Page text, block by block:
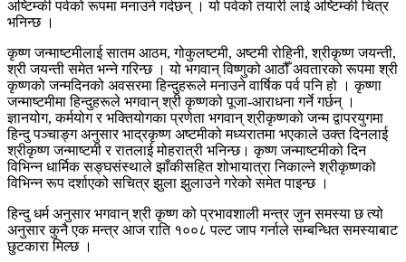
अष्टिम्की पर्वको रूपमा मनाउने गर्दछन् । यो पर्वको तयारी लाई अष्टिम्की चित्र
भनिन्छ ।
कृष्ण जन्माष्टमीलाई सातम आठम, गोकुलष्टमी, अष्टमी रोहिनी, श्रीकृष्ण जयन्ती,
श्री जयन्ती समेत भन्ने गरिन्छ । यो भगवान् विष्णुको आठौँ अवतारको रूपमा श्री
कृष्णको जन्मदिनको अवसरमा हिन्दुहरूले मनाउने वार्षिक पर्व पनि हो । कृष्णा
जन्माष्टमीमा हिन्दुहरूले भगवान् श्री कृष्णको पूजा-आराधना गर्ने गर्छन् ।
ज्ञानयोग, कर्मयोग र भक्तियोगका प्रणेता भगवान् श्रीकृष्णको जन्म द्वापरयुगमा
हिन्दु पञ्चाङ्ग अनुसार भाद्रकृष्ण अष्टमीको मध्यरातमा भएकाले उक्त दिनलाई
श्रीकृष्ण जन्माष्टमी र रातलाई मोहरात्री भनिन्छ। कृष्ण जन्माष्टमीको दिन
विभिन्न धार्मिक सङ्घसंस्थाले झाँकीसहित शोभायात्रा निकाल्ने श्रीकृष्णको
विभिन्न रूप दर्शाएको सचित्र झुला झुलाउने गरेको समेत पाइन्छ ।
हिन्दु धर्म अनुसार भगवान् श्री कृष्ण को प्रभावशाली मन्त्र जुन समस्या छ त्यो
अनुसार कुनै एक मन्त्र आज राति १००८ पल्ट जाप गर्नाले सम्बन्धित समस्याबाट
छुटकारा मिल्छ ।